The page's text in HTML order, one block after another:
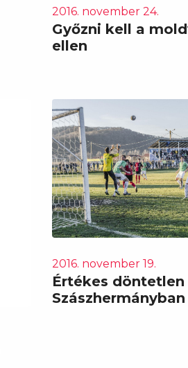
2016. november 24.
Győzni kell a
ellen
2016. november 19.
Értékes döntetlen
Szászhermányban